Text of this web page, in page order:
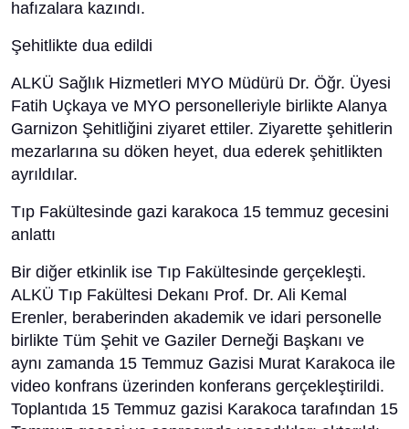
hafızalara kazındı.
Şehitlikte dua edildi
ALKÜ Sağlık Hizmetleri MYO Müdürü Dr. Öğr. Üyesi
Fatih Uçkaya ve MYO personelleriyle birlikte Alanya
Garnizon Şehitliğini ziyaret ettiler. Ziyarette şehitlerin
mezarlarına su döken heyet, dua ederek şehitlikten
ayrıldılar.
Tıp Fakültesinde gazi karakoca 15 temmuz gecesini
anlattı
Bir diğer etkinlik ise Tıp Fakültesinde gerçekleşti.
ALKÜ Tıp Fakültesi Dekanı Prof. Dr. Ali Kemal
Erenler, beraberinden akademik ve idari personelle
birlikte Tüm Şehit ve Gaziler Derneği Başkanı ve
aynı zamanda 15 Temmuz Gazisi Murat Karakoca ile
video konfrans üzerinden konferans gerçekleştirildi.
Toplantıda 15 Temmuz gazisi Karakoca tarafından 15